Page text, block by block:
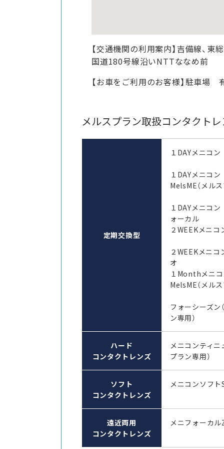
【交通機関の利用案内】吉備線、
国道180号線沿いNTTななめ前
【お車をご利用のお客様】駐車場
メルスプラン取扱コンタクト
定期交換型
１DAYメニコ
１DAYメニコン
MelsME（メル
１DAYメニコ
ォーカル
２WEEKメニ
２WEEKメニ
オ
１Monthメニ
MelsME（メル
フォーシーズン
ン専用）
ハード
コンタクトレンズ
メニコンティニ
プラン専用）
ソフト
コンタクトレンズ
メニコンソフト
遠近両用
コンタクトレンズ
メニフォーカル